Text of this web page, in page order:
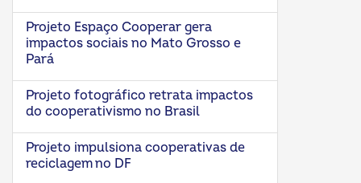
Projeto Espaço Cooperar gera
impactos sociais no Mato Grosso e
Pará
Projeto fotográfico retrata impactos
do cooperativismo no Brasil
Projeto impulsiona cooperativas de
reciclagem no DF